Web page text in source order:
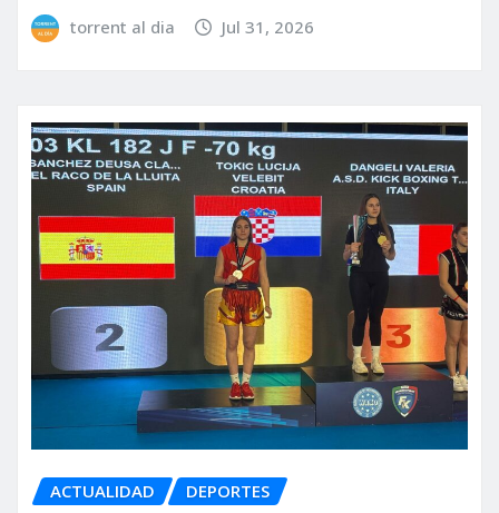
torrent al dia Jul 31, 2026
ACTUALIDAD DEPORTES